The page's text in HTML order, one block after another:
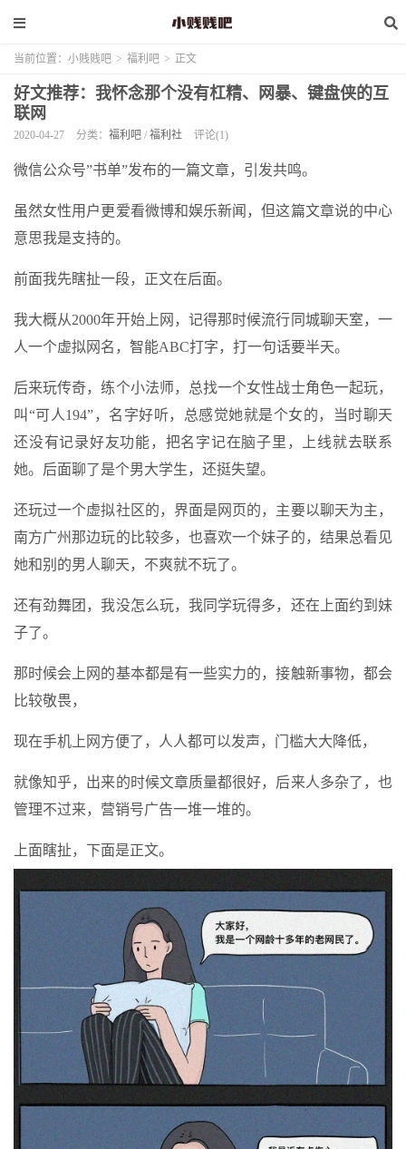
当前位置： 小贱贱吧 > 福利吧 > 正文
好文推荐：我怀念那个没有杠精、网暴、键盘侠的互
联网
2020-04-27 分类： 福利吧 / 福利社 评论(1)
微信公众号”书单”发布的一篇文章，引发共鸣。
虽然女性用户更爱看微博和娱乐新闻，但这篇文章说的中心
意思我是支持的。
前面我先瞎扯一段，正文在后面。
我大概从2000年开始上网，记得那时候流行同城聊天室，一
人一个虚拟网名，智能ABC打字，打一句话要半天。
后来玩传奇，练个小法师，总找一个女性战士角色一起玩，
叫“可人194”，名字好听，总感觉她就是个女的，当时聊天
还没有记录好友功能，把名字记在脑子里，上线就去联系
她。后面聊了是个男大学生，还挺失望。
还玩过一个虚拟社区的，界面是网页的，主要以聊天为主，
南方广州那边玩的比较多，也喜欢一个妹子的，结果总看见
她和别的男人聊天，不爽就不玩了。
还有劲舞团，我没怎么玩，我同学玩得多，还在上面约到妹
子了。
那时候会上网的基本都是有一些实力的，接触新事物，都会
比较敬畏，
现在手机上网方便了，人人都可以发声，门槛大大降低，
就像知乎，出来的时候文章质量都很好，后来人多杂了，也
管理不过来，营销号广告一堆一堆的。
上面瞎扯，下面是正文。